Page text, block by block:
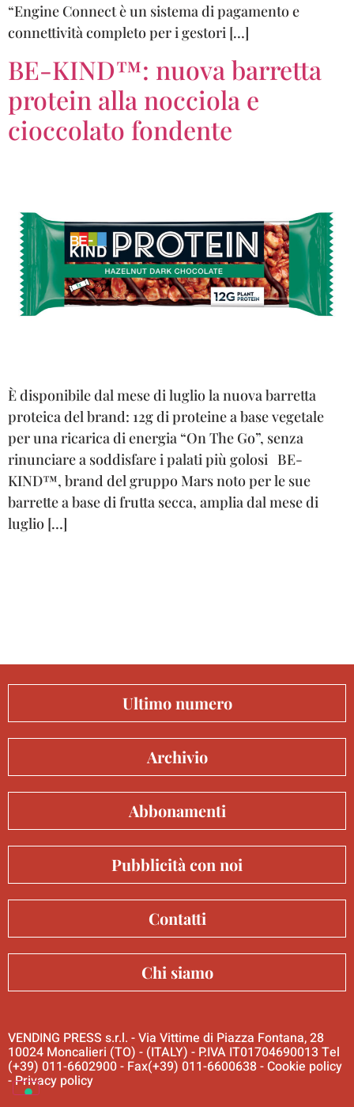
“Engine Connect è un sistema di pagamento e
connettività completo per i gestori […]
BE-KIND™: nuova barretta
protein alla nocciola e
cioccolato fondente
È disponibile dal mese di luglio la nuova barretta
proteica del brand: 12g di proteine a base vegetale
per una ricarica di energia “On The Go”, senza
rinunciare a soddisfare i palati più golosi BE-
KIND™, brand del gruppo Mars noto per le sue
barrette a base di frutta secca, amplia dal mese di
luglio […]
Ultimo numero
Archivio
Abbonamenti
Pubblicità con noi
Contatti
Chi siamo
VENDING PRESS s.r.l. - Via Vittime di Piazza Fontana, 28
10024 Moncalieri (TO) - (ITALY) - P.IVA IT01704690013 Tel
(+39) 011-6602900 - Fax(+39) 011-6600638 -Cookie policy
-Privacy policy